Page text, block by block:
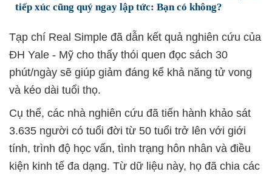
tiếp xúc cũng quý ngay lập tức: Bạn có không?
Tạp chí Real Simple đã dẫn kết quả nghiên cứu của
ĐH Yale - Mỹ cho thấy thói quen đọc sách 30
phút/ngày sẽ giúp giảm đáng kể khả năng tử vong
và kéo dài tuổi thọ.
Cụ thể, các nhà nghiên cứu đã tiến hành khảo sát
3.635 người có tuổi đời từ 50 tuổi trở lên với giới
tính, trình độ học vấn, tình trạng hôn nhân và điều
kiện kinh tế đa dạng. Từ dữ liệu này, họ đã chia các